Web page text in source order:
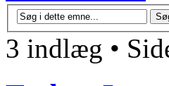
3 indlæg •